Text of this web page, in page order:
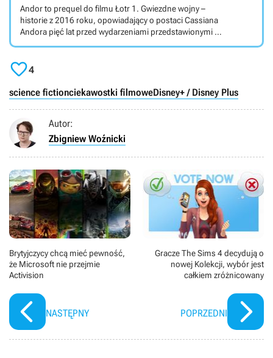
Andor to prequel do filmu Łotr 1. Gwiezdne wojny –
historie z 2016 roku, opowiadający o postaci Cassiana
Andora pięć lat przed wydarzeniami przedstawionymi w
Gwiezdnych wojen został stworzony przez Tony’ego
Gilroya dla serwisu streamingowego Disney+. Za
scenariusz odpowiada Gilroy wraz ze swoim bratem,
Danem oraz Beau Willimonem i Stephenem Schiffem. W
głównej roli powraca Diego Luna, który jest także
producentem wykonawczym. W rolach głównych
występują również Stellan Skarsgĺrd, Forest Whitaker,
Adria Arjona, Fiona Shaw, Denise Gough, Kyle Soller i
Genevieve O’Reilly.
4
science fictionciekawostki filmoweDisney+ / Disney Plus
Autor:
Zbigniew Woźnicki
Brytyjczycy chcą mieć pewność,
że Microsoft nie przejmie
Activision
NASTĘPNY
Gracze The Sims 4 decydują o
nowej Kolekcji, wybór jest
całkiem zróżnicowany
POPRZEDNI